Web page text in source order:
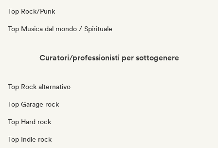
Top Rock/Punk
Top Musica dal mondo / Spirituale
Curatori/professionisti per sottogenere
Top Rock alternativo
Top Garage rock
Top Hard rock
Top Indie rock